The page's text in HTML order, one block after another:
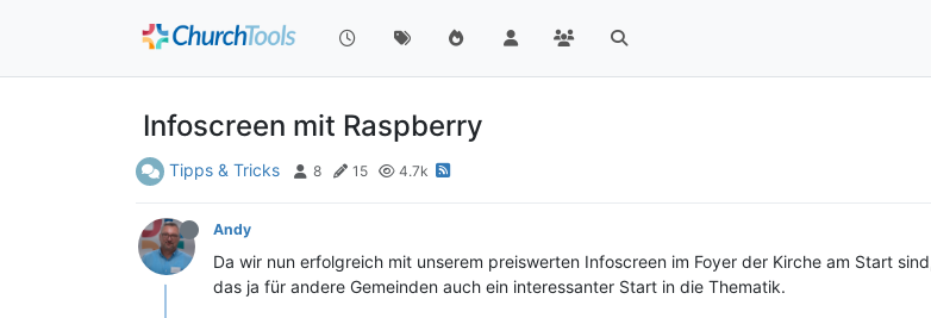
Infoscreen mit Raspberry
Tipps & Tricks 8 15 4.7k
Andy
Da wir nun erfolgreich mit unserem preiswerten Infoscreen im Foyer der Kirche am Start
das ja für andere Gemeinden auch ein interessanter Start in die Thematik.